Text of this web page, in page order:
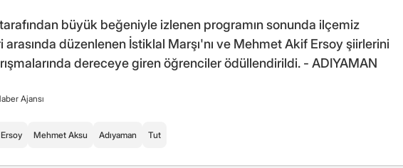
büyük beğeniyle izlenen programın sonunda ilçemiz
arasında düzenlenen İstiklal Marşı'nı ve Mehmet Akif Ersoy şiirlerini
dereceye giren öğrenciler ödüllendirildi. - ADIYAMAN
Ajansı
Mehmet Aksu Adıyaman Tut